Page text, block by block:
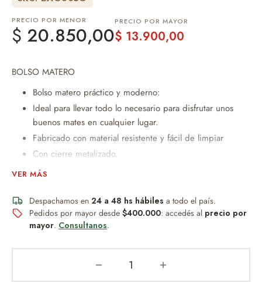
PRECIO POR MENOR
$ 20.850,00
PRECIO POR MAYOR
$ 13.900,00
BOLSO MATERO
Bolso matero práctico y moderno:
Ideal para llevar todo lo necesario para disfrutar unos
buenos mates en cualquier lugar.
Fabricado con material resistente y fácil de limpiar
Con cierre metalizado.
Ayuda a mantener la temperatura y protege el contenido.
accesorios de forma cómoda y segura.
Incluye manijas superiores reforzadas .
Correa regulable para llevar al hombro, brindando mayor
comodidad en el traslado.
Su estilo funcional y llamativo lo convierte en el
VER MÁS
Despachamos en 24 a 48 hs hábiles a todo el país.
Pedidos por mayor desde $400.000: accedés al precio por
mayor. Consultanos.